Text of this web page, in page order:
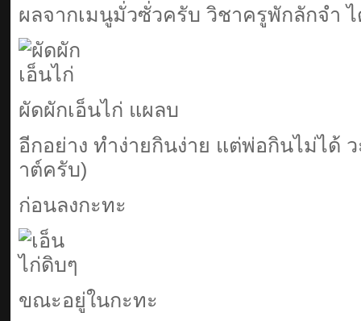
ผลจากเมนูมั่วซั่วครับ วิชาครูพักลักจำ
ผัดผักเอ็นไก่ แผลบ
อีกอย่าง ทำง่ายกินง่าย แต่พ่อกินไม่ได้
าต์ครับ)
ก่อนลงกะทะ
ขณะอยู่ในกะทะ